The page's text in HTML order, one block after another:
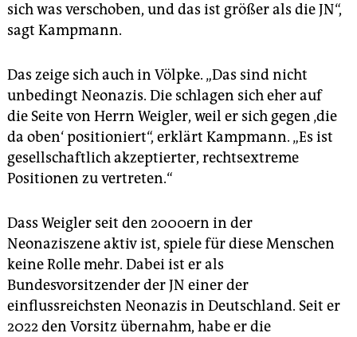
sich was verschoben, und das ist größer als die JN“,
sagt Kampmann.
Das zeige sich auch in Völpke. „Das sind nicht
unbedingt Neonazis. Die schlagen sich eher auf
die Seite von Herrn Weigler, weil er sich gegen ‚die
da oben‘ positioniert“, erklärt Kampmann. „Es ist
gesellschaftlich akzeptierter, rechtsextreme
Positionen zu vertreten.“
Dass Weigler seit den 2000ern in der
Neonaziszene aktiv ist, spiele für diese Menschen
keine Rolle mehr. Dabei ist er als
Bundesvorsitzender der JN einer der
einflussreichsten Neonazis in Deutschland. Seit er
2022 den Vorsitz übernahm, habe er die